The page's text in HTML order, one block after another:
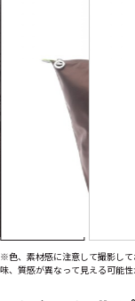
※色、素材感に注意して撮影し
味、質感が異なって見える可能性